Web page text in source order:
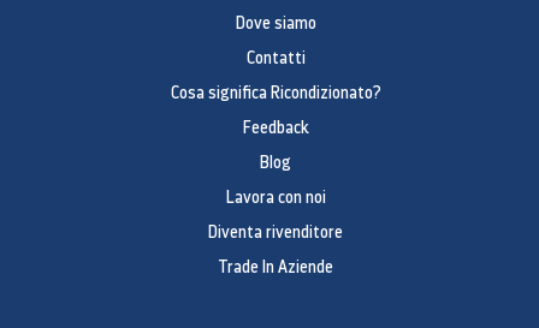
Dove siamo
Contatti
Cosa significa Ricondizionato?
Feedback
Blog
Lavora con noi
Diventa rivenditore
Trade In Aziende